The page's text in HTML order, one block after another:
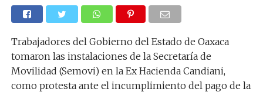
Trabajadores del Gobierno del Estado de Oaxaca
tomaron las instalaciones de la Secretaría de
Movilidad (Semovi) en la Ex Hacienda Candiani,
como protesta ante el incumplimiento del pago de la